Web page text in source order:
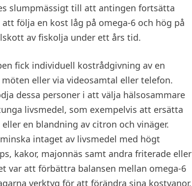
slumpmässigt till att antingen fortsätta
följa en kost låg på omega-6 och hög på
av fiskolja under ett års tid.
fick individuell kostrådgivning av en
eller via videosamtal eller telefon.
dessa personer i att välja hälsosammare
livsmedel, som exempelvis att ersätta
en blandning av citron och vinäger.
intaget av livsmedel med högt
kakor, majonnäs samt andra friterade eller
var att förbättra balansen mellan omega-6
verktyg för att förändra sina kostvanor.